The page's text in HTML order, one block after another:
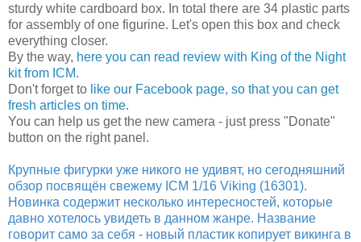
sturdy white cardboard box. In total there are 34 plastic parts
for assembly of one figurine. Let's open this box and check
everything closer.
By the way, here you can read review with King of the Night
kit from ICM.
Don't forget to like our Facebook page, so that you can get
fresh articles on time.
You can help us get the new camera - just press "Donate"
button on the right panel.
Крупные фигурки уже никого не удивят, но сегодняшний
обзор посвящён свежему ICM 1/16 Viking (16301).
Новинка содержит несколько интересностей, которые
давно хотелось увидеть в данном жанре. Название
говорит само за себя - новый пластик копирует викинга в